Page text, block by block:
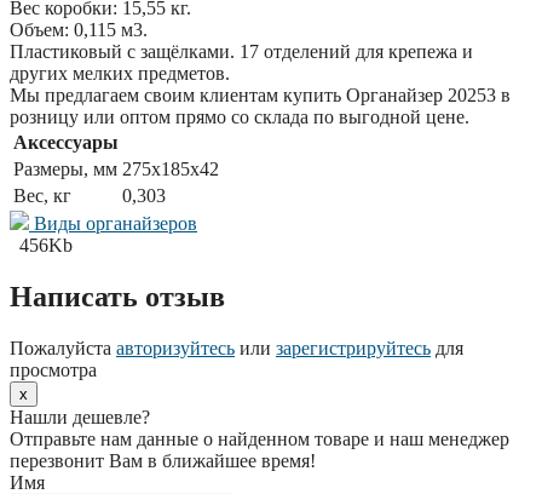
Вес коробки: 15,55 кг.
Объем: 0,115 м3.
Пластиковый с защёлками. 17 отделений для крепежа и
других мелких предметов.
Мы предлагаем своим клиентам купить Органайзер 20253 в
розницу или оптом прямо со склада по выгодной цене.
Аксессуары
Размеры, мм 275x185x42
Вес, кг
0,303
Виды органайзеров
456Kb
Написать отзыв
Пожалуйста авторизуйтесь или зарегистрируйтесь для
просмотра
x
Нашли дешевле?
Отправьте нам данные о найденном товаре и наш менеджер
перезвонит Вам в ближайшее время!
Имя